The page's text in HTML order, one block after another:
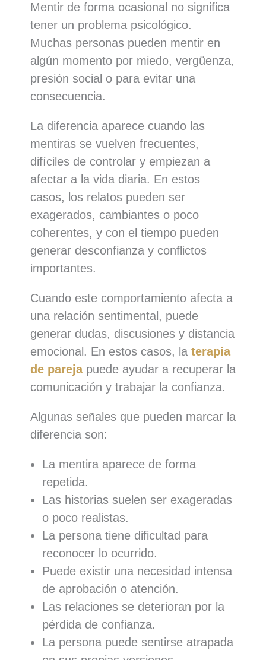
Mentir de forma ocasional no significa
tener un problema psicológico.
Muchas personas pueden mentir en
algún momento por miedo, vergüenza,
presión social o para evitar una
consecuencia.
La diferencia aparece cuando las
mentiras se vuelven frecuentes,
difíciles de controlar y empiezan a
afectar a la vida diaria. En estos
casos, los relatos pueden ser
exagerados, cambiantes o poco
coherentes, y con el tiempo pueden
generar desconfianza y conflictos
importantes.
Cuando este comportamiento afecta a
una relación sentimental, puede
generar dudas, discusiones y distancia
emocional. En estos casos, la terapia
de parejapuede ayudar a recuperar la
comunicación y trabajar la confianza.
Algunas señales que pueden marcar la
diferencia son:
La mentira aparece de forma
repetida.
Las historias suelen ser exageradas
o poco realistas.
La persona tiene dificultad para
reconocer lo ocurrido.
Puede existir una necesidad intensa
de aprobación o atención.
Las relaciones se deterioran por la
pérdida de confianza.
La persona puede sentirse atrapada